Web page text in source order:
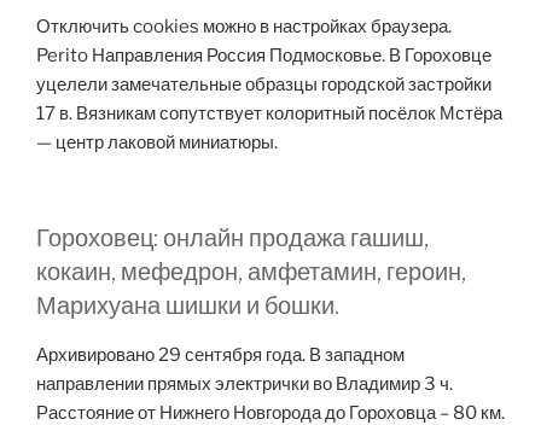
Отключить cookies можно в настройках браузера.
Perito Направления Россия Подмосковье. В Гороховце
уцелели замечательные образцы городской застройки
17 в. Вязникам сопутствует колоритный посёлок Мстёра
— центр лаковой миниатюры.
Гороховец: онлайн продажа гашиш,
кокаин, мефедрон, амфетамин, героин,
Марихуана шишки и бошки.
Архивировано 29 сентября года. В западном
направлении прямых электрички во Владимир 3 ч.
Расстояние от Нижнего Новгорода до Гороховца – 80 км.